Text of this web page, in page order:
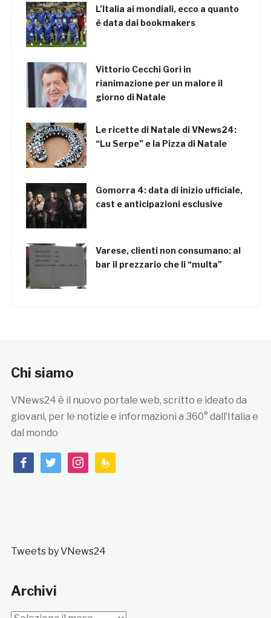
L’Italia ai mondiali, ecco a quanto
è data dai bookmakers
Vittorio Cecchi Gori in
rianimazione per un malore il
giorno di Natale
Le ricette di Natale di VNews24:
“Lu Serpe” e la Pizza di Natale
Gomorra 4: data di inizio ufficiale,
cast e anticipazioni esclusive
Varese, clienti non consumano: al
bar il prezzario che li “multa”
Chi siamo
VNews24 è il nuovo portale web, scritto e ideato da
giovani, per le notizie e informazioni a 360° dall’Italia e
dal mondo
facebooktwitterinstagramfeedburner
Tweets by VNews24
Archivi